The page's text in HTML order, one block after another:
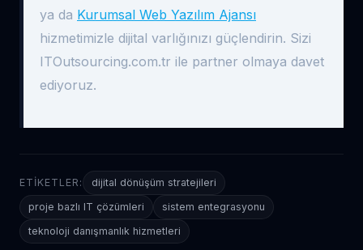
ya da Kurumsal Web Yazılım Ajansı
hizmetimizle dijital varlığınızı güçlendirin. Sizi
ITOutsourcing.com.tr ile partner olmaya davet
ediyoruz.
ETIKETLER:
dijital dönüşüm stratejileri
proje bazlı IT çözümleri
sistem entegrasyonu
teknoloji danışmanlık hizmetleri